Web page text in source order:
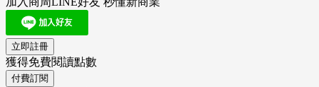
立即註冊
獲得免費閱讀點數
付費訂閱